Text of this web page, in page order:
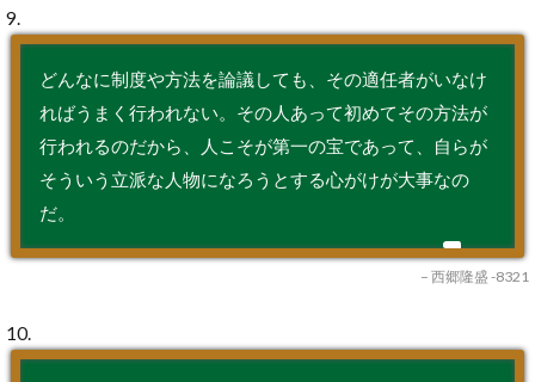
9.
どんなに制度や方法を論議しても、その適任者がいなけ
ればうまく行われない。その人あって初めてその方法が
行われるのだから、人こそが第一の宝であって、自らが
そういう立派な人物になろうとする心がけが大事なの
だ。
– 西郷隆盛 -8321
10.